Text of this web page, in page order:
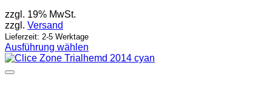
zzgl. 19% MwSt.
zzgl. Versand
Lieferzeit: 2-5 Werktage
Ausführung wählen
Dieses
Produkt